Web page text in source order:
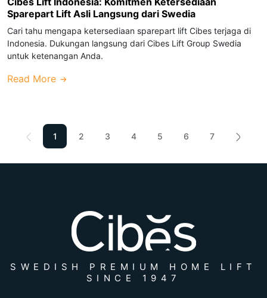
Sparepart Lift Asli Langsung dari Swedia
Cari tahu mengapa ketersediaan sparepart lift Cibes terjaga di
Indonesia. Dukungan langsung dari Cibes Lift Group Swedia
untuk ketenangan Anda.
Read More
1 2 3 4 5 6 7
SWEDISH PREMIUM HOME LIFT
SINCE 1947